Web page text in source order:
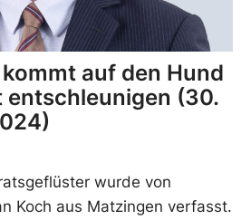
auf den Hund
entschleunigen (30.
wurde von
Koch aus Matzingen verfasst.